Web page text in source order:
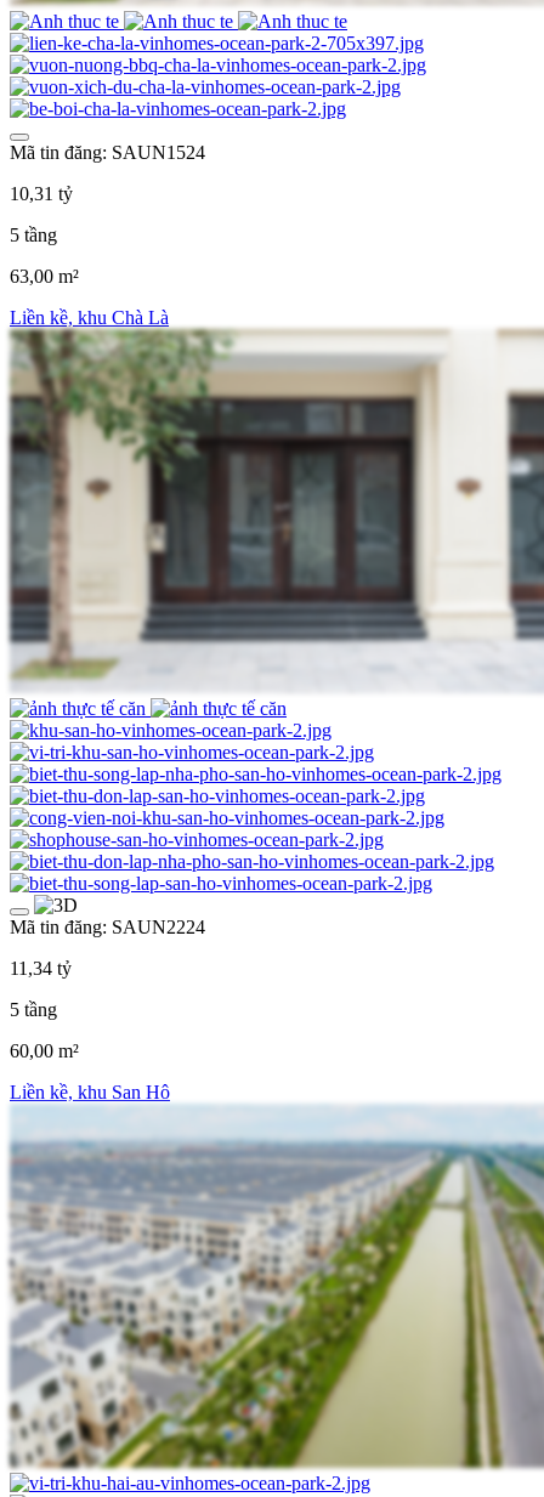
Mã tin đăng: SAUN1524
10,31 tỷ
5 tầng
63,00 m²
Liền kề, khu Chà Là
Mã tin đăng: SAUN2224
11,34 tỷ
5 tầng
60,00 m²
Liền kề, khu San Hô